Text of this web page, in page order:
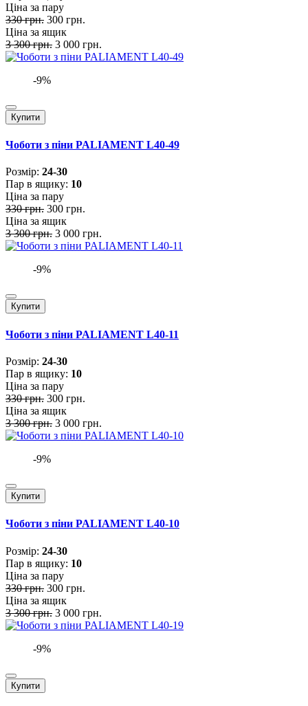
Ціна за пару
330 грн. 300 грн.
Ціна за ящик
3 300 грн. 3 000 грн.
-9%
Купити
Чоботи з піни PALIAMENT L40-49
Розмiр: 24-30
Пар в ящику: 10
Ціна за пару
330 грн. 300 грн.
Ціна за ящик
3 300 грн. 3 000 грн.
-9%
Купити
Чоботи з піни PALIAMENT L40-11
Розмiр: 24-30
Пар в ящику: 10
Ціна за пару
330 грн. 300 грн.
Ціна за ящик
3 300 грн. 3 000 грн.
-9%
Купити
Чоботи з піни PALIAMENT L40-10
Розмiр: 24-30
Пар в ящику: 10
Ціна за пару
330 грн. 300 грн.
Ціна за ящик
3 300 грн. 3 000 грн.
-9%
Купити